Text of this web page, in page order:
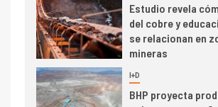
Estudio revela
del cobre y
se relacionan en
mineras
6 I+D
BHP proyecta